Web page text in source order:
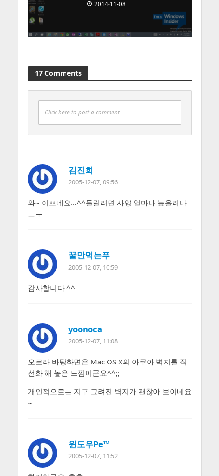
2014-11-08
17 Comments
Click here to post a comment
김진희
2005-12-07, 09:56
와~ 이쁘네요…^^돌릴려면 사양 얼마나 높을려나
ㅡㅜ
꿀만먹는푸
2005-12-07, 10:59
감사합니다 ^^
yoonoca
2005-12-07, 11:08
오로라 바탕화면은 Mac OS X의 아쿠아 벽지를 직
선화 해 놓은 느낌이군요^^;;
개인적으로는 지구 그려진 벽지가 괜찮아 보이네요
~
윈도우Pe™
2005-12-07, 11:52